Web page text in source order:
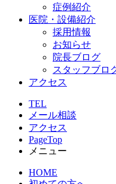
症例紹介
医院・設備紹介
採用情報
お知らせ
院長ブログ
スタッフブロ
アクセス
TEL
メール相談
アクセス
PageTop
メニュー
HOME